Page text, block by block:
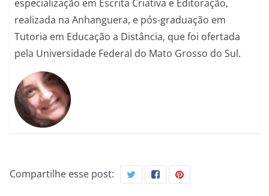
especialização em Escrita Criativa e Editoração,
realizada na Anhanguera, e pós-graduação em
Tutoria em Educação a Distância, que foi ofertada
pela Universidade Federal do Mato Grosso do Sul.
Compartilhe esse post: